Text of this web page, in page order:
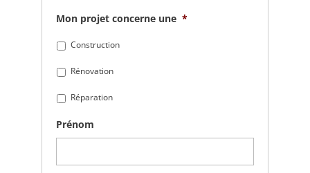
Mon projet concerne une *
Construction
Rénovation
Réparation
Prénom